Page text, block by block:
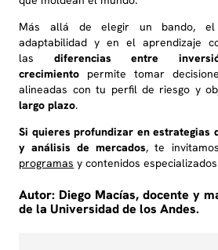
Más allá de elegir un bando,
adaptabilidad y en el aprendizaje
las diferencias entre
crecimiento permite tomar
alineadas con tu perfil de riesgo y
largo plazo.
Si quieres profundizar en estrategias
y análisis de mercados, te
programas y contenidos
Autor: Diego Macías, docente y
de la Universidad de los Andes.